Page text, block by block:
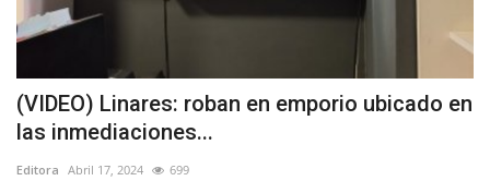
(VIDEO) Linares: roban en emporio ubicado en
las inmediaciones...
Editora Abril 17, 2024 699